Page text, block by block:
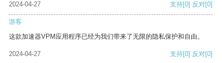
2024-04-27 支持[0] 反对[0]
游客
这款加速器VPM应用程序已经为我们带来了无限的隐私保护和自由。
2024-04-27 支持[0] 反对[0]